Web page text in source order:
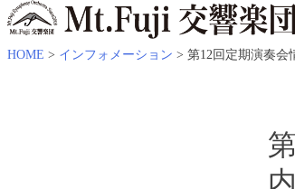
HOME > インフォメーション > 第12回定期演奏会